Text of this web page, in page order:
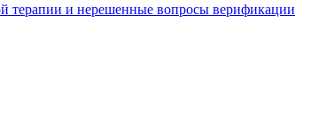
терапии и нерешенные вопросы верификации